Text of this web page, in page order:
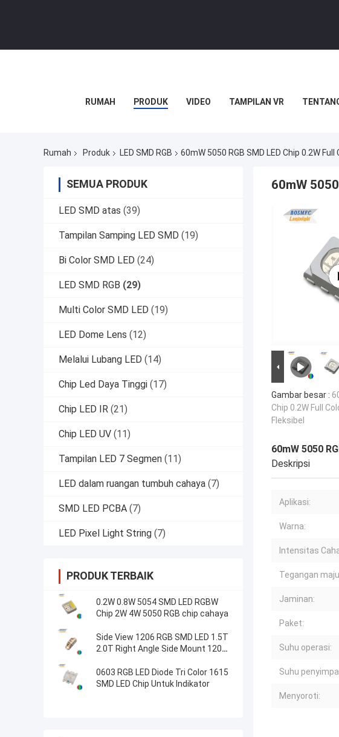
RUMAH PRODUK VIDEO TAMPILAN VR
Rumah Produk LED SMD RGB 60mW 5050 RGB SMD LED Chip 0.2W
SEMUA PRODUK
LED SMD atas (39)
Tampilan Samping LED SMD (19)
Bi Color SMD LED (24)
LED SMD RGB (29)
Multi Color SMD LED (19)
LED Dome Lens (12)
Melalui Lubang LED (14)
Chip Led Daya Tinggi (17)
Chip LED IR (21)
Chip LED UV (11)
Tampilan LED 7 Segmen (11)
LED dalam ruangan tumbuh cahaya (7)
SMD LED PCBA (7)
LED Pixel Light String (7)
PRODUK TERBAIK
0.2W 0.8W 5054 SMD LED RGBW
Chip 2W 4W 5050 RGB chip cahaya
Side View 1206 RGB SMD LED 1.5T
2.0T Right Angle Side Mount 1204
0603 RGB LED Diode Tri Color 1615
SMD LED Chip Untuk Indikator
60mW
Gambar besar :
Chip 0.2W Full
Fleksibel
60mW 5050
Deskripsi
Aplikasi:
Warna:
Intensitas
Tegangan
Jaminan:
Paket:
Suhu operasi:
Suhu
Menyoroti: